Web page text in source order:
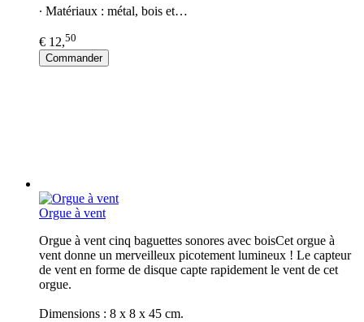
∙ Matériaux : métal, bois et…
€ 12,50
Commander
Orgue à vent
Orgue à vent cinq baguettes sonores avec boisCet orgue à
vent donne un merveilleux picotement lumineux ! Le capteur
de vent en forme de disque capte rapidement le vent de cet
orgue.
Dimensions : 8 x 8 x 45 cm.